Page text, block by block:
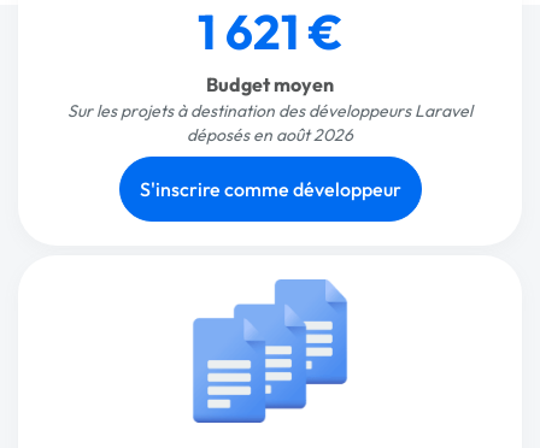
1 621 €
Budget moyen
Sur les projets à destination des développeurs Laravel
déposés en août 2026
S'inscrire comme développeur